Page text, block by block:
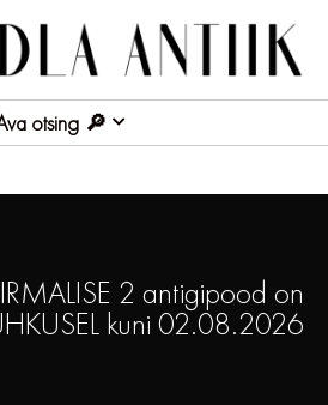
otsing
2 antigipood on
kuni 02.08.2026